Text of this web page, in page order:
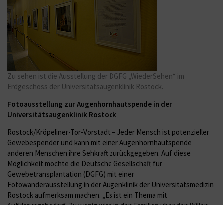
Zu sehen ist die Ausstellung der DGFG „WiederSehen“ im
Erdgeschoss der Universitätsaugenklinik Rostock.
Fotoausstellung zur Augenhornhautspende in der
Universitätsaugenklinik Rostock
Rostock/Kröpeliner-Tor-Vorstadt – Jeder Mensch ist potenzieller
Gewebespender und kann mit einer Augenhornhautspende
anderen Menschen ihre Sehkraft zurückgegeben. Auf diese
Möglichkeit möchte die Deutsche Gesellschaft für
Gewebetransplantation (DGFG) mit einer
Fotowanderausstellung in der Augenklinik der Universitätsmedizin
Rostock aufmerksam machen. „Es ist ein Thema mit